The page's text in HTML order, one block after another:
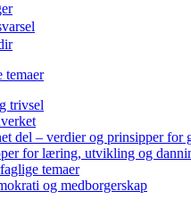
temaer
trivsel
del – verdier og prinsipper for
for læring, utvikling og
temaer
og medborgerskap